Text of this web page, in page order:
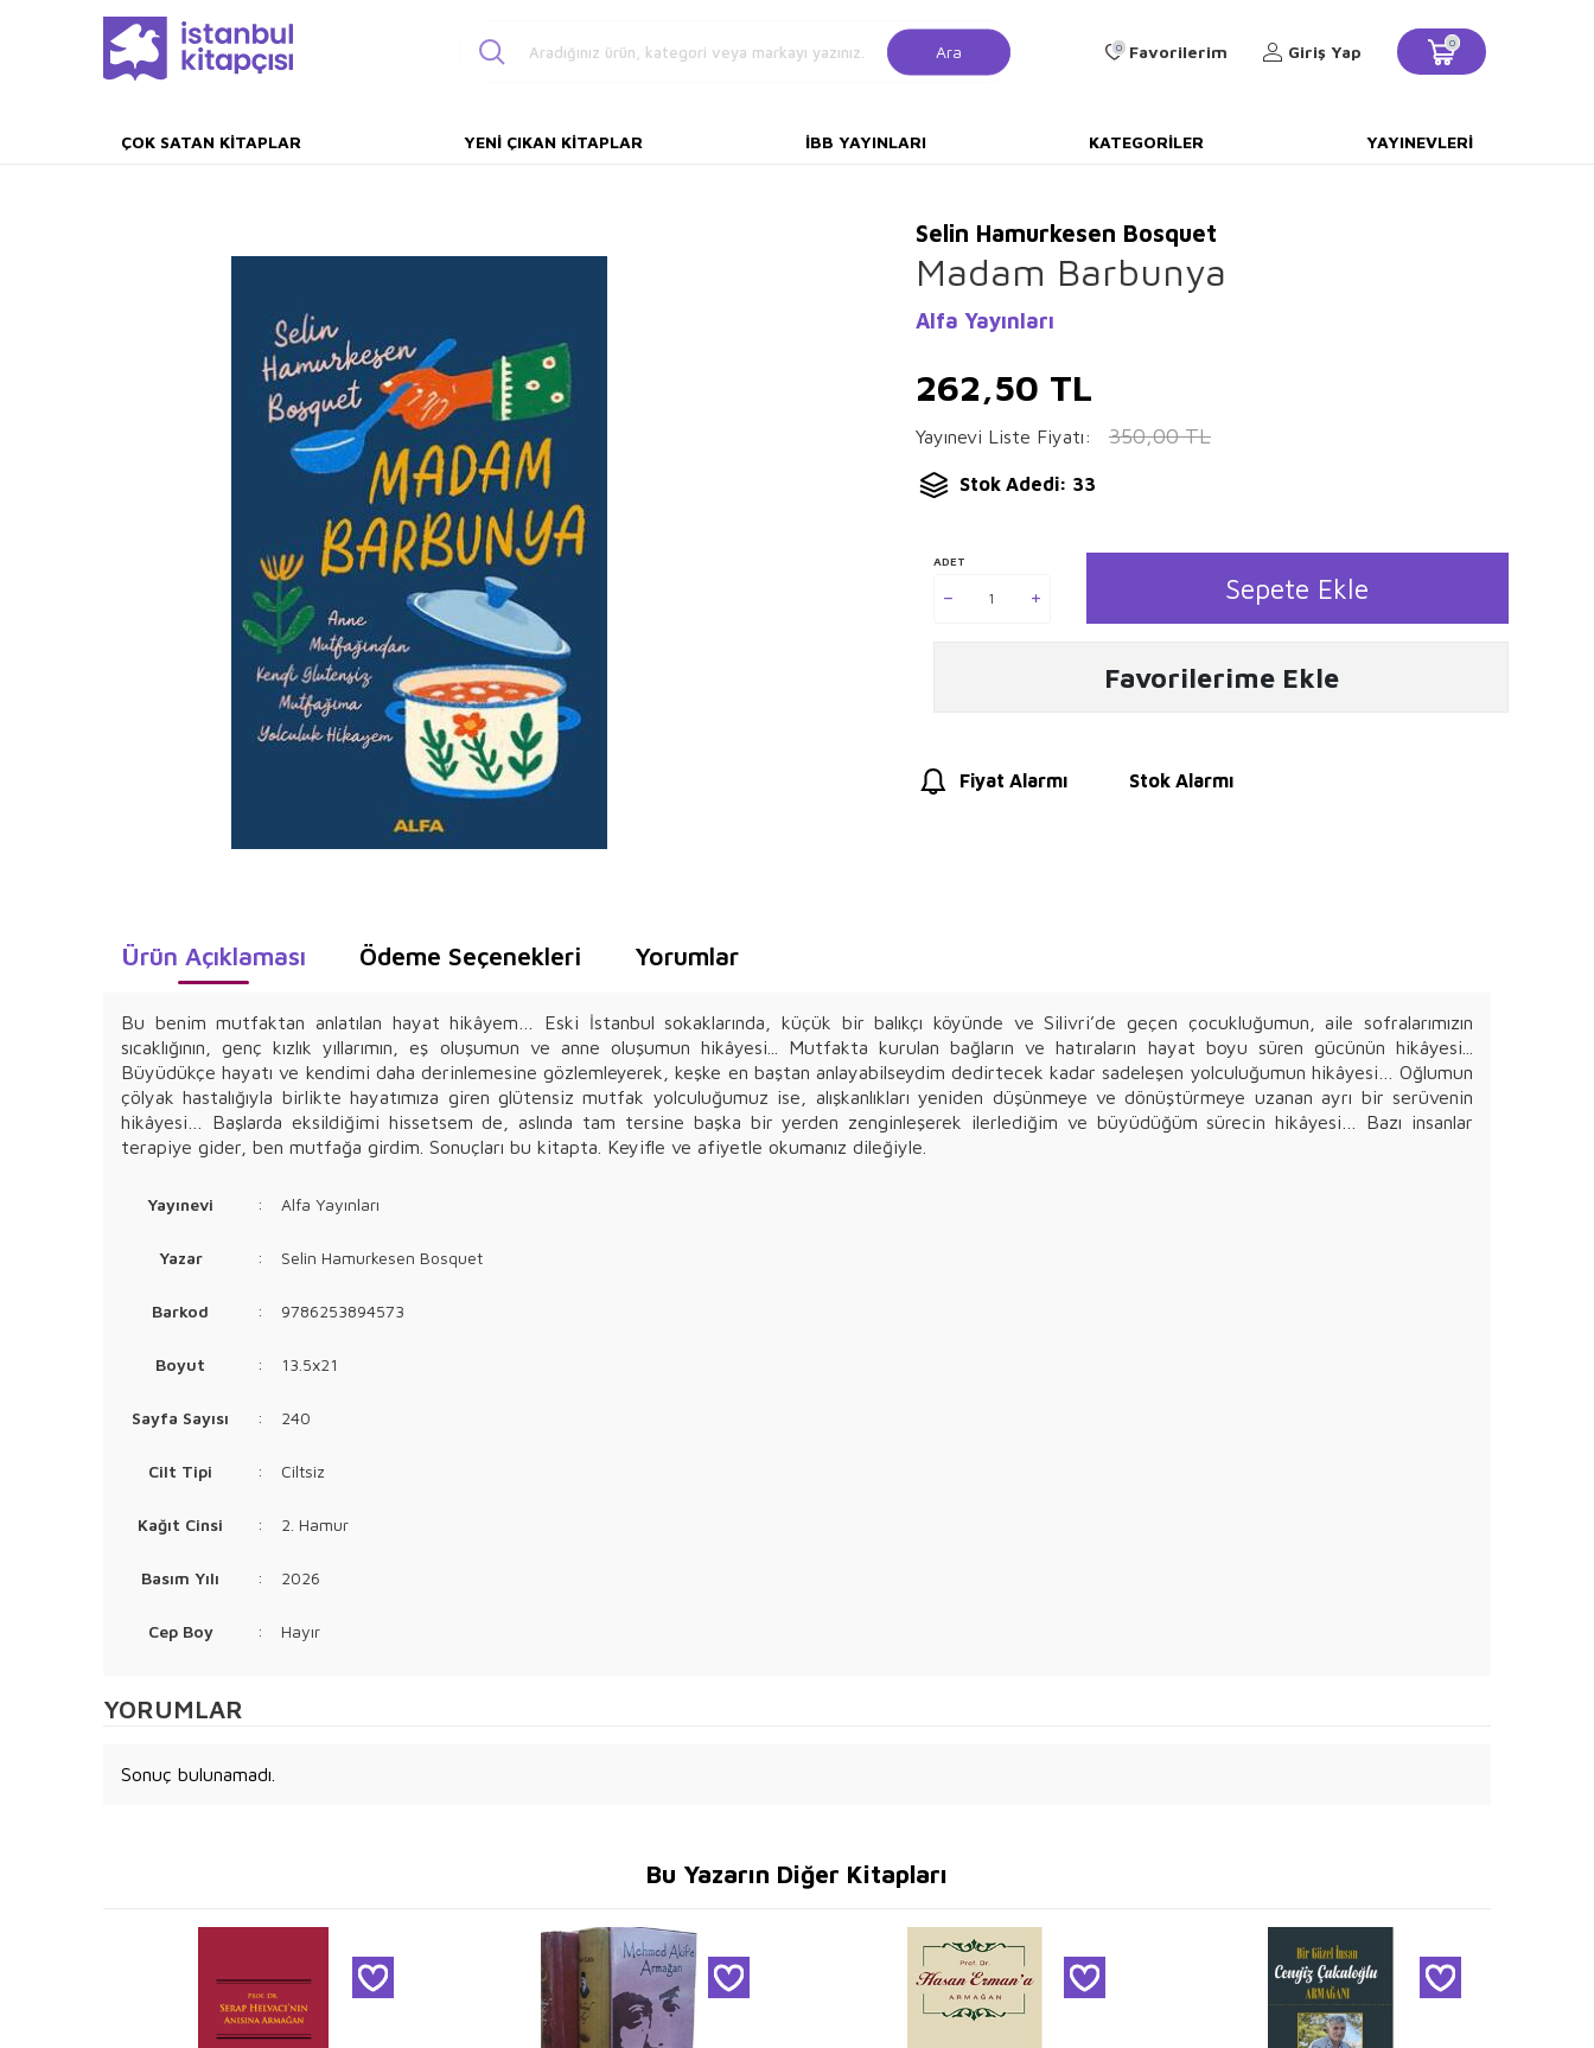
Ara 0 Favorilerim Giriş Yap 0
ÇOK SATAN KITAPLAR YENI ÇIKAN KITAPLAR İBB YAYINLARI KATEGORILER YAYINEVLERI
Selin Hamurkesen Bosquet
Madam Barbunya
Alfa Yayınları
262,50 TL
Yayınevi Liste Fiyatı: 350,00TL
Stok Adedi: 33
ADET
Sepete Ekle
Favorilerime Ekle
Fiyat Alarmı Stok Alarmı
Ürün Açıklaması Ödeme Seçenekleri Yorumlar
Bu benim mutfaktan anlatılan hayat hikâyem… Eski İstanbul sokaklarında, küçük bir balıkçı köyünde ve Silivri’de geçen çocukluğumun, aile sofralarımızın
sıcaklığının, genç kızlık yıllarımın, eş oluşumun ve anne oluşumun hikâyesi... Mutfakta kurulan bağların ve hatıraların hayat boyu süren gücünün hikâyesi...
Büyüdükçe hayatı ve kendimi daha derinlemesine gözlemleyerek, keşke en baştan anlayabilseydim dedirtecek kadar sadeleşen yolculuğumun hikâyesi… Oğlumun
çölyak hastalığıyla birlikte hayatımıza giren glütensiz mutfak yolculuğumuz ise, alışkanlıkları yeniden düşünmeye ve dönüştürmeye uzanan ayrı bir serüvenin
hikâyesi… Başlarda eksildiğimi hissetsem de, aslında tam tersine başka bir yerden zenginleşerek ilerlediğim ve büyüdüğüm sürecin hikâyesi… Bazı insanlar
terapiye gider, ben mutfağa girdim. Sonuçları bu kitapta. Keyifle ve afiyetle okumanız dileğiyle.
Yayınevi : Alfa Yayınları
Yazar : Selin Hamurkesen Bosquet
Barkod : 9786253894573
Boyut : 13.5x21
Sayfa Sayısı : 240
Cilt Tipi : Ciltsiz
Kağıt Cinsi : 2. Hamur
Basım Yılı : 2026
Cep Boy : Hayır
YORUMLAR
Sonuç bulunamadı.
Bu Yazarın Diğer Kitapları